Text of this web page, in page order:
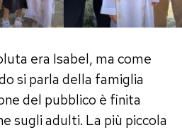
era Isabel, ma come
si parla della famiglia
del pubblico è finita
sugli adulti. La più piccola